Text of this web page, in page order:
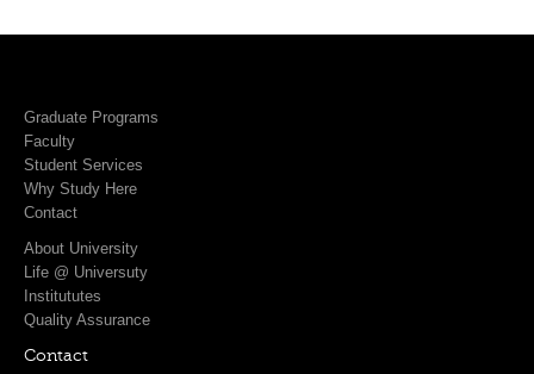
Graduate Programs
Faculty
Student Services
Why Study Here
Contact
About University
Life @ Universuty
Institututes
Quality Assurance
Contact